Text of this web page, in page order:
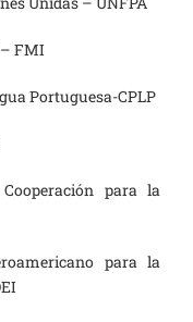
FMI
Portuguesa-CPLP
para la
para la